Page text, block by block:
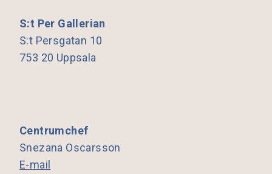
S:t Per Gallerian
S:t Persgatan 10
753 20 Uppsala
Centrumchef
Snezana Oscarsson
E-mail